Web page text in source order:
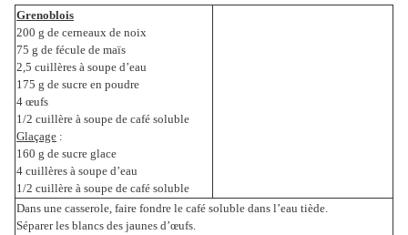
Grenoblois
200 g de cerneaux de noix
75 g de fécule de maïs
2,5 cuillères à soupe d’eau
175 g de sucre en poudre
4 œufs
1/2 cuillère à soupe de café soluble
Glaçage :
160 g de sucre glace
4 cuillères à soupe d’eau
1/2 cuillère à soupe de café soluble
Dans une casserole, faire fondre le café soluble dans l’eau tiède.
Séparer les blancs des jaunes d’œufs.